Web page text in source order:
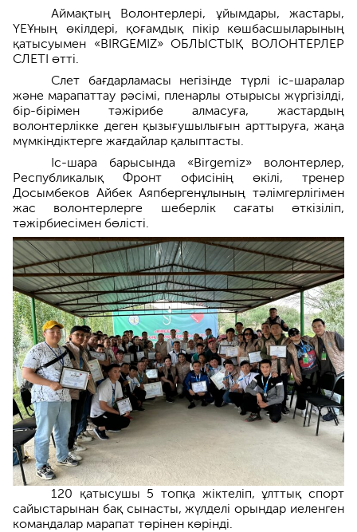
Аймақтың Волонтерлері, ұйымдары, жастары,
ҮЕҰның өкілдері, қоғамдық пікір көшбасшыларының
қатысуымен «BIRGEMIZ» ОБЛЫСТЫҚ ВОЛОНТЕРЛЕР
СЛЕТІ өтті.
Слет бағдарламасы негізінде түрлі іс-шаралар
және марапаттау рәсімі, пленарлы отырысы жүргізілді,
бір-бірімен тәжірибе алмасуға, жастардың
волонтерлікке деген қызығушылығын арттыруға, жаңа
мүмкіндіктерге жағдайлар қалыптасты.
Іс-шара барысында «Birgemiz» волонтерлер,
Республикалық Фронт офисінің өкілі, тренер
Досымбеков Айбек Аяпбергенұлының тәлімгерлігімен
жас волонтерлерге шеберлік сағаты өткізіліп,
тәжірбиесімен бөлісті.
120 қатысушы 5 топқа жіктеліп, ұлттық спорт
сайыстарынан бақ сынасты, жүлделі орындар иеленген
командалар марапат төрінен көрінді.